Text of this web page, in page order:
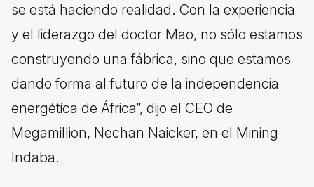
se está haciendo realidad. Con la experiencia
y el liderazgo del doctor Mao, no sólo estamos
construyendo una fábrica, sino que estamos
dando forma al futuro de la independencia
energética de África”, dijo el CEO de
Megamillion, Nechan Naicker, en el Mining
Indaba.